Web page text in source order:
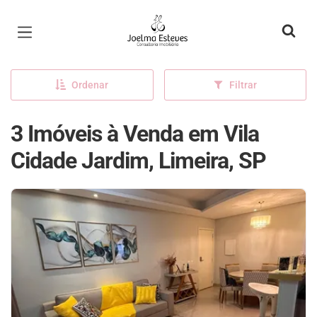
Página inicial
Ordenar Filtrar
3 Imóveis à Venda em Vila
Cidade Jardim, Limeira, SP